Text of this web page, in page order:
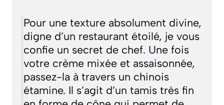
Pour une texture absolument divine,
digne d’un restaurant étoilé, je vous
confie un secret de chef. Une fois
votre crème mixée et assaisonnée,
passez-la à travers un chinois
étamine. Il s’agit d’un tamis très fin